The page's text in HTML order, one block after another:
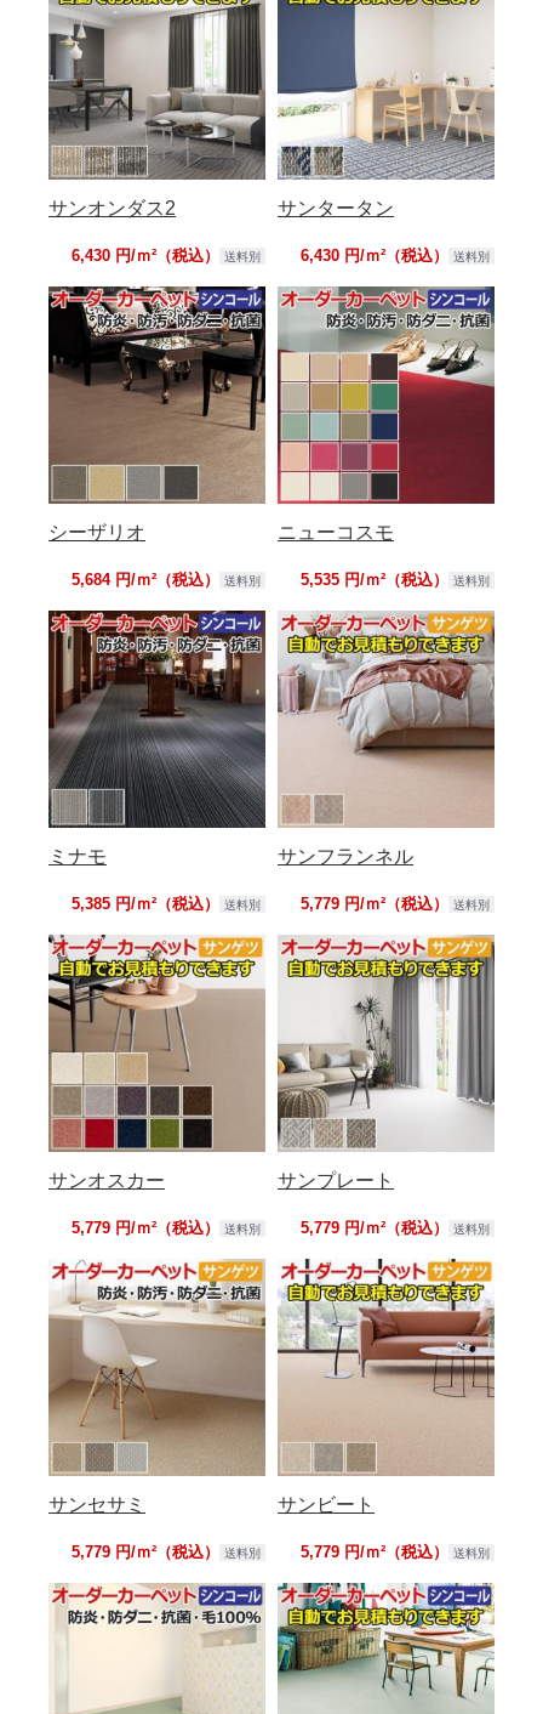
サンオンダス2
6,430 円/ｍ²（税込） 送料別
サンタータン
6,430 円/ｍ²（税込） 送料別
シーザリオ
5,684 円/ｍ²（税込） 送料別
ニューコスモ
5,535 円/ｍ²（税込） 送料別
ミナモ
5,385 円/ｍ²（税込） 送料別
サンフランネル
5,779 円/ｍ²（税込） 送料別
サンオスカー
5,779 円/ｍ²（税込） 送料別
サンプレート
5,779 円/ｍ²（税込） 送料別
サンセサミ
5,779 円/ｍ²（税込） 送料別
サンビート
5,779 円/ｍ²（税込） 送料別